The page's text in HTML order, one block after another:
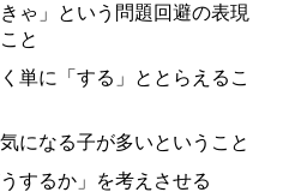
ゃ」という問題回避の表現
と
単に「する」ととらえるこ
になる子が多いということ
するか」を考えさせる